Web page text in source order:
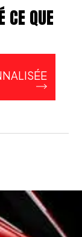
CE QUE